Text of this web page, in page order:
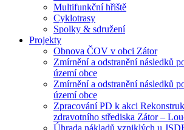
Multifunkční hřiště
Cyklotrasy
Spolky & sdružení
Projekty
Obnova ČOV v obci Zátor
Zmírnění a odstranění následků
území obce
Zmírnění a odstranění následků
území obce
Zpracování PD k akci
zdravotního střediska Zátor –
Úhrada nákladů vzniklých u